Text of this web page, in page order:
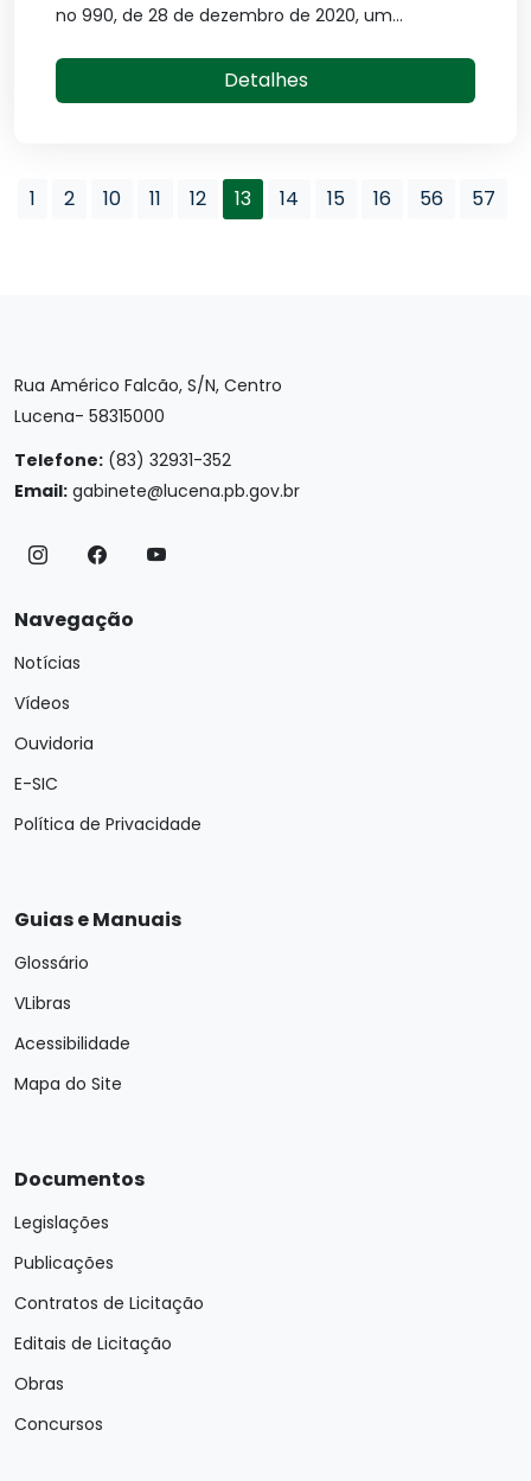
no 990, de 28 de dezembro de 2020, um...
Detalhes
1 2 10 11 12 13 14 15 16 56 57
Rua Américo Falcão, S/N, Centro
Lucena- 58315000
Telefone: (83) 32931-352
Email: gabinete@lucena.pb.gov.br
Navegação
Notícias
Vídeos
Ouvidoria
E-SIC
Política de Privacidade
Guias e Manuais
Glossário
VLibras
Acessibilidade
Mapa do Site
Documentos
Legislações
Publicações
Contratos de Licitação
Editais de Licitação
Obras
Concursos